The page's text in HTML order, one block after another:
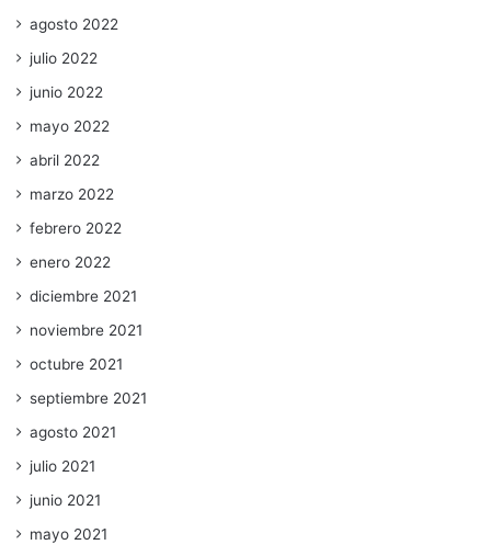
agosto 2022
julio 2022
junio 2022
mayo 2022
abril 2022
marzo 2022
febrero 2022
enero 2022
diciembre 2021
noviembre 2021
octubre 2021
septiembre 2021
agosto 2021
julio 2021
junio 2021
mayo 2021